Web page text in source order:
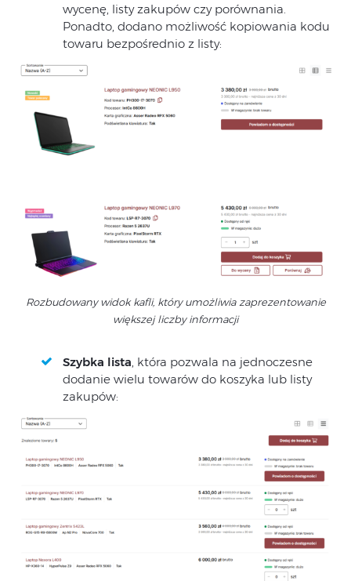
wycenę, listy zakupów czy porównania.
Ponadto, dodano możliwość kopiowania kodu
towaru bezpośrednio z listy:
Rozbudowany widok kafli, który umożliwia zaprezentowanie
większej liczby informacji
Szybka lista , która pozwala na jednoczesne
dodanie wielu towarów do koszyka lub listy
zakupów: